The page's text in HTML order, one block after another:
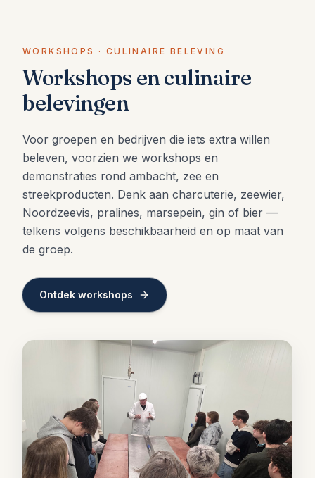
WORKSHOPS · CULINAIRE BELEVING
Workshops en culinaire
belevingen
Voor groepen en bedrijven die iets extra willen
beleven, voorzien we workshops en
demonstraties rond ambacht, zee en
streekproducten. Denk aan charcuterie, zeewier,
Noordzeevis, pralines, marsepein, gin of bier —
telkens volgens beschikbaarheid en op maat van
de groep.
Ontdek workshops